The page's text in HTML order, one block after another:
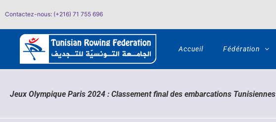
auContactez-nous: (+216) 71 755 696
Accueil Fédération
Jeux Olympique Paris 2024 : Classement final des embarcations Tunisiennes